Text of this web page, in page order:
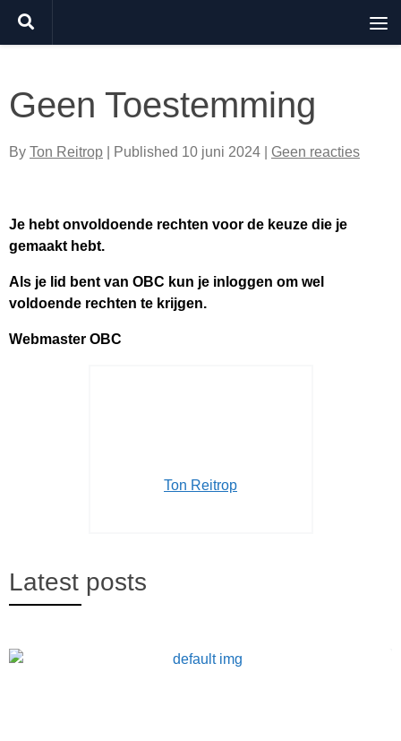
Doorgaan naar inhoud
Latest posts
Geen Toestemming
By Ton Reitrop | Published 10 juni 2024 Geen reacties
Je hebt onvoldoende rechten voor de keuze die je
gemaakt hebt.
Als je lid bent van OBC kun je inloggen om wel
voldoende rechten te krijgen.
Webmaster OBC
Ton Reitrop